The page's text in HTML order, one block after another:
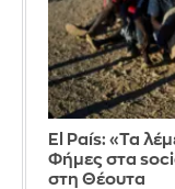
El País: «Τα
Φήμες στα
στη Θέουτα